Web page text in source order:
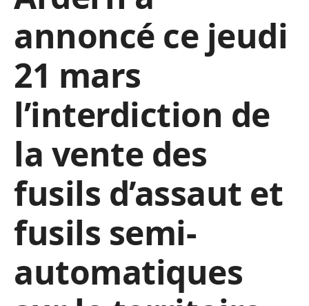
annoncé ce jeudi
21 mars
l’interdiction de
la vente des
fusils d’assaut et
fusils semi-
automatiques